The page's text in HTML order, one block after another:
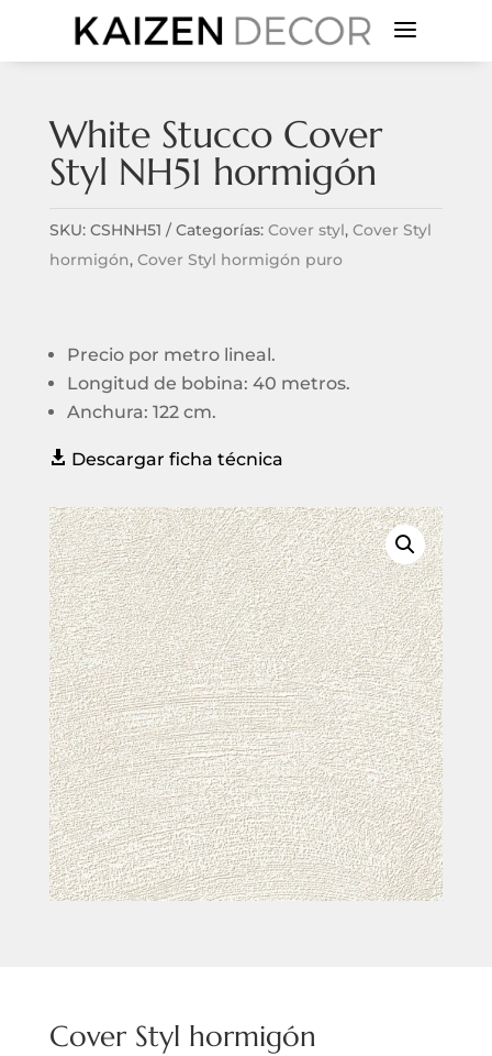
a
White Stucco Cover
Styl NH51 hormigón
SKU: CSHNH51 Categorías: Cover styl, Cover Styl
hormigón, Cover Styl hormigón puro
Precio por metro lineal.
Longitud de bobina: 40 metros.
Anchura: 122 cm.
 Descargar ficha técnica
Cover Styl hormigón